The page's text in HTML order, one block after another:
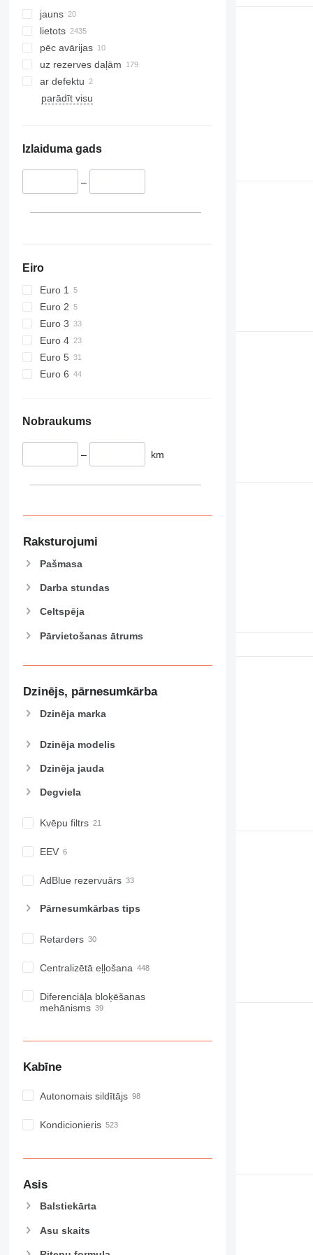
416
420
424
426
428
430
444
906
907
924
926
928
930
938
950
966
980
988
990
992
C-series
CB
D series
F-series
GC
M-series
MH
PM
jauns
lietots
pēc avārijas
uz rezerves daļām
ar defektu
parādīt visu
Izlaiduma gads
–
Eiro
Euro 1
Euro 2
Euro 3
Euro 4
Euro 5
Euro 6
Nobraukums
– km
Raksturojumi
Pašmasa
Darba stundas
Celtspēja
Pārvietošanas ātrums
Dzinējs, pārnesumkārba
Dzinēja marka
Dzinēja modelis
Dzinēja jauda
Degviela
Kvēpu filtrs
EEV
AdBlue rezervuārs
Pārnesumkārbas tips
Retarders
Centralizētā eļļošana
Diferenciāļa bloķēšanas
mehānisms
Kabīne
Autonomais sildītājs
Kondicionieris
Asis
Balstiekārta
Asu skaits